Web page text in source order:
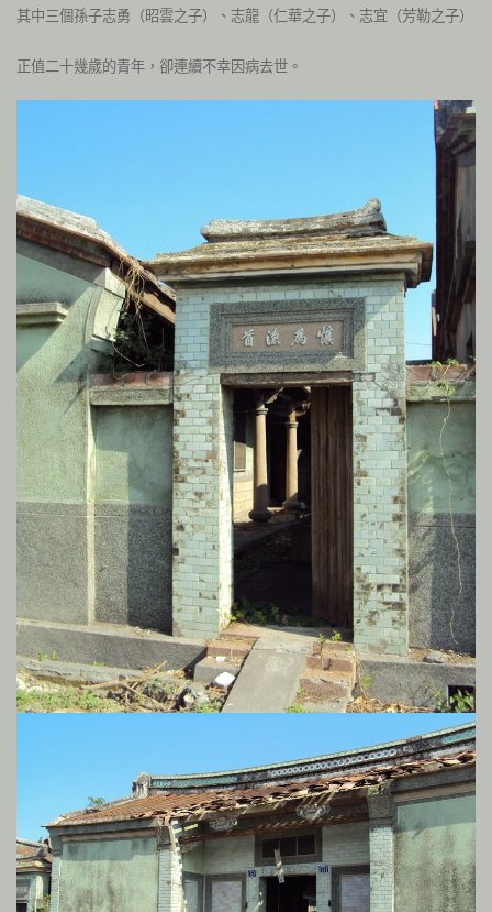
其中三個孫子志勇（昭雲之子）、志龍（仁華之子）、志宜（芳勒之子）
正值二十幾歲的青年，卻連續不幸因病去世。